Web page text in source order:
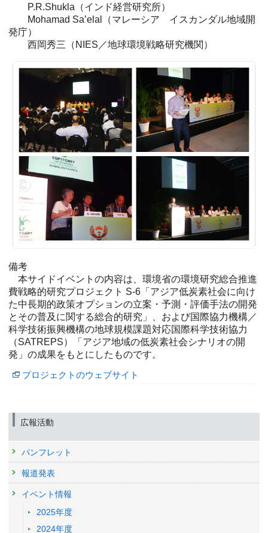
P.R.Shukla（インド経営研究所）
Mohamad Sa’elal（マレーシア イスカンダル地域開
発庁）
西岡秀三（NIES／地球環境戦略研究機関）
備考
本サイドイベントの内容は、環境省の環境研究総合推進
費戦略的研究プロジェクト S-6「アジア低炭素社会に向け
た中長期的政策オプションの立案・予測・評価手法の開発
とその普及に関する総合的研究」、および国際協力機構／
科学技術振興機構の地球規模課題対応国際科学技術協力
（SATREPS）「アジア地域の低炭素社会シナリオの開
発」の成果をもとにしたものです。
プロジェクトのウェブサイト
広報活動
パンフレット
報道発表
イベント情報
2025年度
2024年度